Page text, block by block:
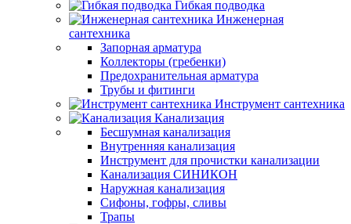
Гибкая подводка
Инженерная
сантехника
Запорная арматура
Коллекторы (гребенки)
Предохранительная арматура
Трубы и фитинги
Инструмент сантехника
Канализация
Бесшумная канализация
Внутренняя канализация
Инструмент для прочистки канализации
Канализация СИНИКОН
Наружная канализация
Сифоны, гофры, сливы
Трапы